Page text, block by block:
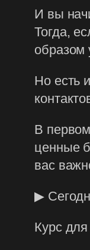
И вы
Тогда,
образом
Но есть
В
ценные
вас
▶
Курс